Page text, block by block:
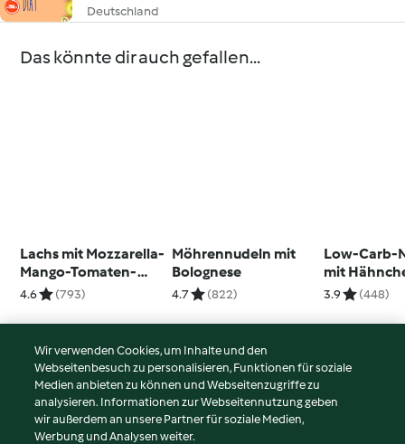
Deutschland
Das könnte dir auch gefallen...
Lachs mit Mozzarella-
Mango-Tomaten-
Salat
4.6 (793)
Möhrennudeln mit
Bolognese
4.7 (822)
Low-Carb-
mit
Asia-
3.9 (448)
© Copyright 2026
Nutzungsbedingungen
Wir verwenden Cookies, um Inhalte und den
Webseitenbesuch zu personalisieren, Funktionen für soziale
Medien anbieten zu können und Webseitenzugriffe zu
analysieren. Informationen zur Webseitennutzung geben
wir außerdem an unsere Partner für soziale Medien,
Werbung und Analysen weiter.